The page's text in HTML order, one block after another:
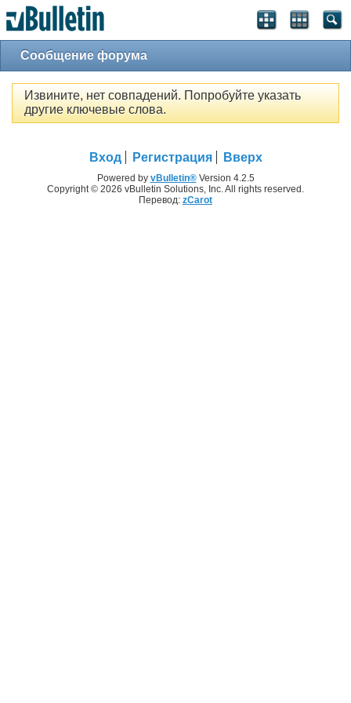
Сообщение форума
Извините, нет совпадений. Попробуйте указать
другие ключевые слова.
Вход Регистрация Вверх
Powered by vBulletin®Version 4.2.5
Copyright © 2026 vBulletin Solutions, Inc. All rights reserved.
Перевод: zCarot